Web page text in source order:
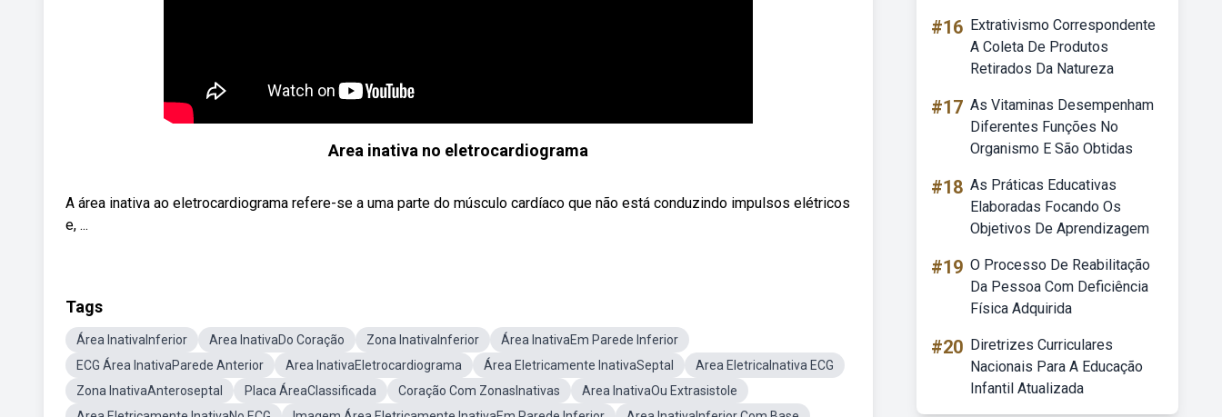
Area inativa no eletrocardiograma
A área inativa ao eletrocardiograma refere-se a uma parte do músculo cardíaco que não está conduzindo impulsos elétricos
e, ...
Tags
Área InativaInferior Area InativaDo Coração Zona InativaInferior
Área InativaEm Parede Inferior
ECG Área InativaParede Anterior
Area InativaEletrocardiograma Área Eletricamente InativaSeptal
Area EletricaInativa ECG
Zona InativaAnteroseptal
Placa ÁreaClassificada Coração Com ZonasInativas
Area InativaOu Extrasistole
#16 Extrativismo Correspondente
A Coleta De Produtos
Retirados Da Natureza
#17 As Vitaminas Desempenham
Diferentes Funções No
Organismo E São Obtidas
#18 As Práticas Educativas
Elaboradas Focando Os
Objetivos De Aprendizagem
#19 O Processo De Reabilitação
Da Pessoa Com Deficiência
Física Adquirida
#20 Diretrizes Curriculares
Nacionais Para A Educação
Infantil Atualizada